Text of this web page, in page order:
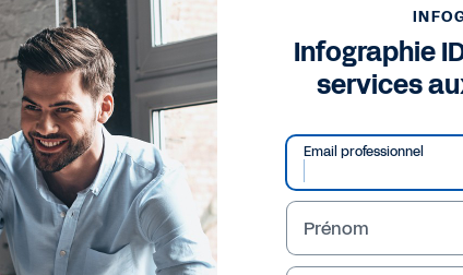
Infographie
services
Email professionnel
Prénom